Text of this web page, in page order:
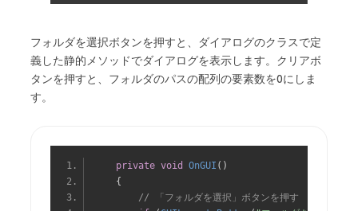
フォルダを選択ボタンを押すと、ダイアログのクラスで定
義した静的メソッドでダイアログを表示します。クリアボ
タンを押すと、フォルダのパスの配列の要素数を0にしま
す。
private void OnGUI ()
{
// 「フォルダを選択」ボタンを押す